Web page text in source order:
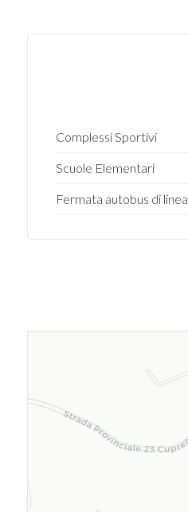
Complessi Sportivi
Scuole Elementari
Fermata autobus di linea